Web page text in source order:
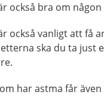
också bra om
också vanligt att få
ska du ta just
har astma får